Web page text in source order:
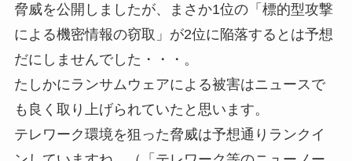
脅威を公開しましたが、まさか1位の「標的型攻撃
による機密情報の窃取」が2位に陥落するとは予想
だにしませんでした・・・。
たしかにランサムウェアによる被害はニュースで
も良く取り上げられていたと思います。
テレワーク環境を狙った脅威は予想通りランクイ